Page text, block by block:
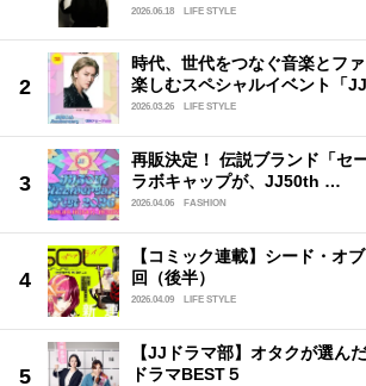
2026.06.18
LIFE STYLE
時代、世代をつなぐ音楽とフ
楽しむスペシャルイベント「
2026.03.26 LIFE STYLE
再販決定！ 伝説ブランド「セ
ラボキャップが、JJ50th …
2026.04.06 FASHION
【コミック連載】シード・オ
回（後半）
2026.04.09 LIFE STYLE
【JJドラマ部】オタクが選ん
ドラマBEST５